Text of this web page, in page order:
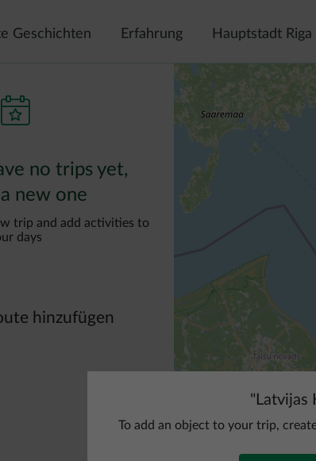
Geschichten Erfahrung Hauptstadt Riga
no trips yet,
new one
trip and add activities to
days
hinzufügen
" Latvijas
To add an object to your trip,